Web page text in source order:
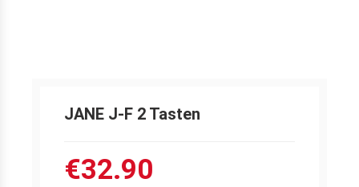
JANE J-F 2 Tasten
€32.90